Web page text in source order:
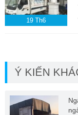
19 Th6
Ý KIẾN